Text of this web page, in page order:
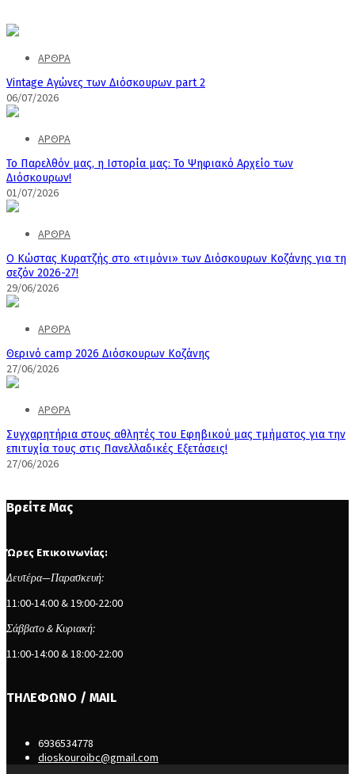
ΑΡΘΡΑ
Vintage Αγώνες των Διόσκουρων part 2
06/07/2026
ΑΡΘΡΑ
Το Παρελθόν μας, η Ιστορία μας: Το Ψηφιακό Αρχείο των
Διόσκουρων!
01/07/2026
ΑΡΘΡΑ
Ο Κώστας Κυρατζής στο «τιμόνι» των Διόσκουρων Κοζάνης για τη
σεζόν 2026-27!
29/06/2026
ΑΡΘΡΑ
Θερινό camp 2026 Διόσκουρων Κοζάνης
27/06/2026
ΑΡΘΡΑ
Συγχαρητήρια στους αθλητές του Εφηβικού μας τμήματος για την
επιτυχία τους στις Πανελλαδικές Εξετάσεις!
27/06/2026
Βρείτε Μας
Ώρες Επικοινωνίας:
Δευτέρα—Παρασκευή:
11:00-14:00 & 19:00-22:00
Σάββατο & Κυριακή:
11:00-14:00 & 18:00-22:00
ΤΗΛΕΦΩΝΟ / MAIL
6936534778
dioskouroibc@gmail.com